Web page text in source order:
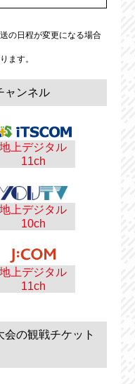
の日程が変更になる場合
ます。
ャンネル
地上デジタル
11ch
地上デジタル
10ch
地上デジタル
11ch
の観戦チケット